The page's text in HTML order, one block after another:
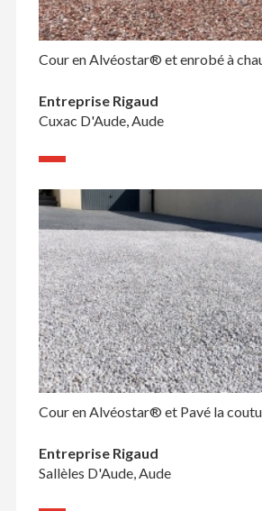
Cour en Alvéostar® et enrobé à
Entreprise Rigaud
Cuxac D'Aude, Aude
Cour en Alvéostar® et Pavé la
Entreprise Rigaud
Sallèles D'Aude, Aude